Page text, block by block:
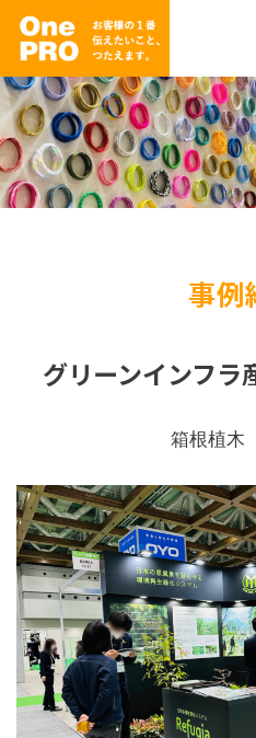
事例
グリーンインフラ
箱根植木